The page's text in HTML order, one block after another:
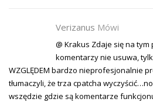
Verizanus Mówi
@ Krakus Zdaje się na
komentarzy nie usuwa,
WZGLĘDEM bardzo nieprofesjonalnie
tłumaczyli, że trza cpatcha
wszędzie gdzie są komentarze